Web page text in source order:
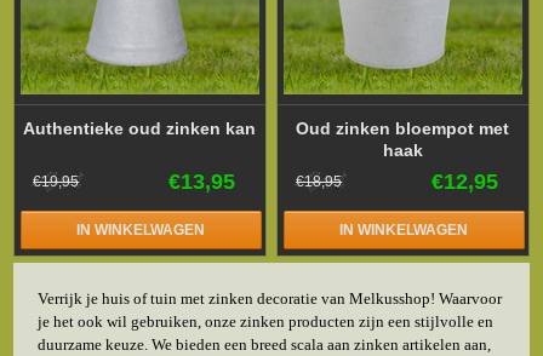
Authentieke oud zinken kan
€13,95
€19,95
IN WINKELWAGEN
Oud zinken bloempot met
haak
€12,95
€18,95
IN WINKELWAGEN
Verrijk je huis of tuin met zinken decoratie van Melkusshop! Waarvoor
je het ook wil gebruiken, onze zinken producten zijn een stijlvolle en
duurzame keuze. We bieden een breed scala aan zinken artikelen aan,